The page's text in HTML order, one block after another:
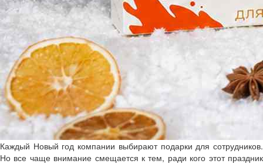
Каждый Новый год компании выбирают подарки для сотрудников.
Но все чаще внимание смещается к тем, ради кого этот праздник